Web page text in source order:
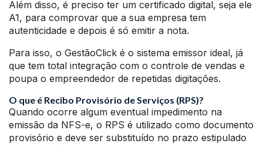
Além disso, é preciso ter um certificado digital, seja ele
A1, para comprovar que a sua empresa tem
autenticidade e depois é só emitir a nota.
Para isso, o GestãoClick é o sistema emissor ideal, já
que tem total integração com o controle de vendas e
poupa o empreendedor de repetidas digitações.
O que é Recibo Provisório de Serviços (RPS)?
Quando ocorre algum eventual impedimento na
emissão da NFS-e, o RPS é utilizado como documento
provisório e deve ser substituído no prazo estipulado